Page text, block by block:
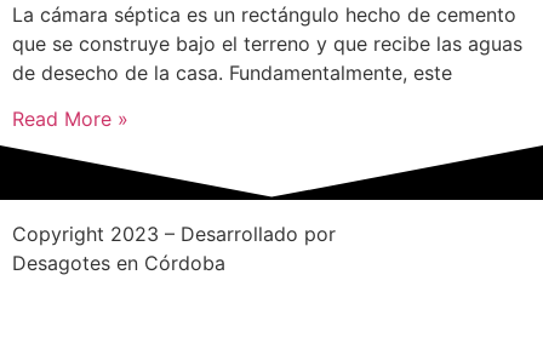
La cámara séptica es un rectángulo hecho de cemento
que se construye bajo el terreno y que recibe las aguas
de desecho de la casa. Fundamentalmente, este
Read More »
Copyright 2023 – Desarrollado por
Desagotes en Córdoba